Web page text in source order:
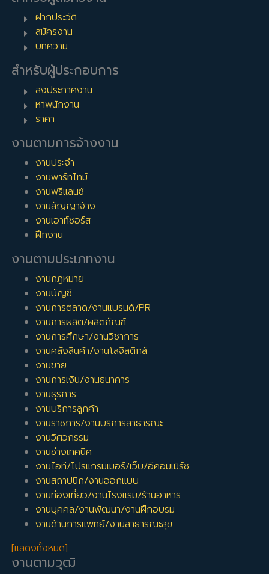
ฝากประวัติ
สมัครงาน
บทความ
สำหรับผู้ประกอบการ
ลงประกาศงาน
หาพนักงาน
ราคา
งานตามการจ้างงาน
งานประจำ
งานพาร์ทไทม์
งานฟรีแลนซ์
งานสัญญาจ้าง
งานเอาท์ซอร์ส
ฝึกงาน
งานตามประเภทงาน
งานกฎหมาย
งานบัญชี
งานการตลาด/งานแบรนด์/PR
งานการผลิต/ผลิตภัณฑ์
งานการศึกษา/งานวิชาการ
งานคลังสินค้า/งานโลจิสติกส์
งานขาย
งานการเงิน/งานธนาคาร
งานธุรการ
งานบริการลูกค้า
งานราชการ/งานบริการสาธารณะ
งานวิศวกรรม
งานช่างเทคนิค
งานไอที/โปรแกรมเมอร์/เว็บ/อีคอมเมิร์ซ
งานสถาปนิก/งานออกแบบ
งานท่องเที่ยว/งานโรงแรม/ร้านอาหาร
งานบุคคล/งานพัฒนา/งานฝึกอบรม
งานด้านการแพทย์/งานสาธารณะสุข
[แสดงทั้งหมด]
งานตามวุฒิ